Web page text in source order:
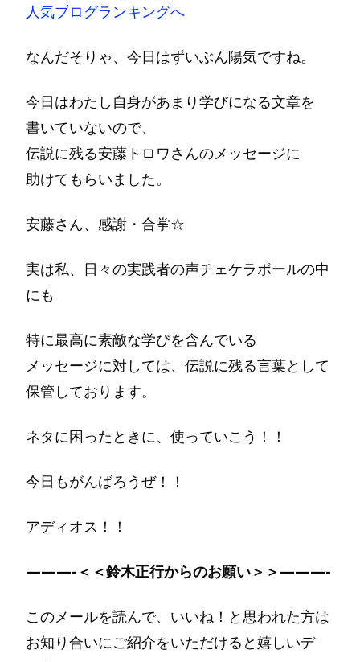
人気ブログランキングへ
なんだそりゃ、今日はずいぶん陽気ですね。
今日はわたし自身があまり学びになる文章を
書いていないので、
伝説に残る安藤トロワさんのメッセージに
助けてもらいました。
安藤さん、感謝・合掌☆
実は私、日々の実践者の声チェケラポールの中
にも
特に最高に素敵な学びを含んでいる
メッセージに対しては、伝説に残る言葉として
保管しております。
ネタに困ったときに、使っていこう！！
今日もがんばろうぜ！！
アディオス！！
———-＜＜鈴木正行からのお願い＞＞———-
このメールを読んで、いいね！と思われた方は
お知り合いにご紹介をいただけると嬉しいデ